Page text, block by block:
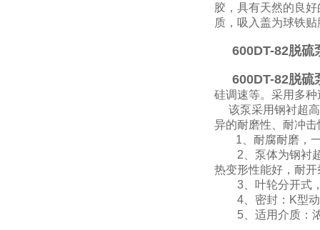
胶，具有天然的良
质，吸入盖为球铁贴
600DT-82脱硫
600DT-82脱硫
硅调速等。采用多
该泵采用钢衬超高
异的耐磨性、耐冲
1、耐腐耐磨，
2、泵体为钢衬超
热变形性能好，耐
3、叶轮分开式，
4、密封：K型动
5、适用介质：浓